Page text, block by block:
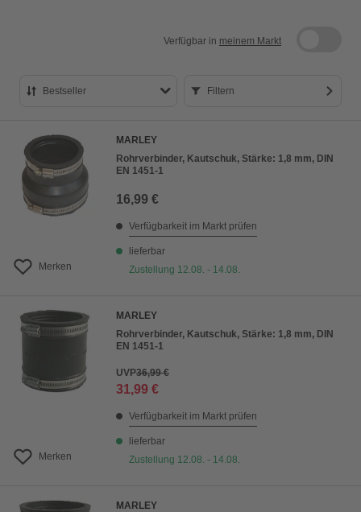
Verfügbar in meinem Markt
Bestseller
Preis aufsteigend
Preis absteigend
Bewertung
Filtern
Merken
MARLEY
Rohrverbinder, Kautschuk, Stärke: 1,8 mm, DIN
EN 1451-1
16,99 €
Verfügbarkeit im Markt prüfen
lieferbar
Zustellung 12.08. - 14.08.
Merken
MARLEY
Rohrverbinder, Kautschuk, Stärke: 1,8 mm, DIN
EN 1451-1
UVP36,99 €
31,99 €
Verfügbarkeit im Markt prüfen
lieferbar
Zustellung 12.08. - 14.08.
MARLEY